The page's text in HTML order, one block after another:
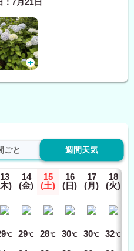
：7月21日
ごと 週間天気
13
)
℃
14
(金)
29℃
15
(土)
28℃
16
(日)
30℃
17
(月)
30℃
18
(火)
32℃